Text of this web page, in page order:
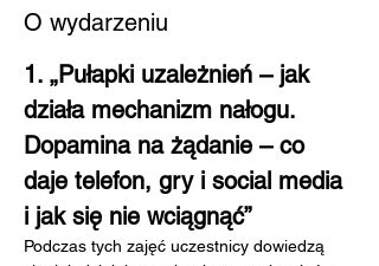
O wydarzeniu
1. „Pułapki uzależnień – jak
działa mechanizm nałogu.
Dopamina na żądanie – co
daje telefon, gry i social media
i jak się nie wciągnąć”
Podczas tych zajęć uczestnicy dowiedzą